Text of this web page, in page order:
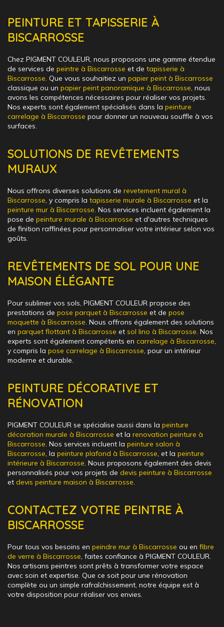
PEINTURE ET TAPISSERIE À
BISCARROSSE
Chez PIGMENT COULEUR, nous proposons une gamme étendue
de services de peintre à Biscarrosse et de tapisserie à
Biscarrosse. Que vous souhaitiez un papier peint à Biscarrosse
classique ou un papier peint panoramique à Biscarrosse, nous
avons les compétences nécessaires pour réaliser vos projets.
Nos experts sont également spécialisés dans la peinture
carrelage à Biscarrosse pour donner un nouveau souffle à vos
surfaces.
SOLUTIONS DE REVÊTEMENTS
MURAUX
Nous offrons diverses solutions de revetement mural à
Biscarrosse, y compris la tapisserie murale à Biscarrosse et la
peinture mur à Biscarrosse. Nos services incluent également la
pose de peinture murale à Biscarrosse et d'autres techniques
de finition raffinées pour personnaliser votre intérieur selon vos
goûts.
REVÊTEMENTS DE SOL POUR UNE
MAISON ÉLÉGANTE
Pour sublimer vos sols, PIGMENT COULEUR propose des
prestations de pose parquet à Biscarrosse et de pose
moquette à Biscarrosse. Nous offrons également des solutions
en parquet flottant à Biscarrosse et sol lino à Biscarrosse. Nos
experts sont également compétents en carrelage à Biscarrosse,
y compris la pose carrelage à Biscarrosse, pour un intérieur
moderne et durable.
PEINTURE DÉCORATIVE ET
RÉNOVATION
PIGMENT COULEUR se spécialise aussi dans la peinture
décoration murale à Biscarrosse et la renovation peinture à
Biscarrosse. Nos services incluent la peinture salon à
Biscarrosse, la peinture plafond à Biscarrosse, et la peinture
intérieure à Biscarrosse. Nous proposons également des devis
personnalisés pour vos projets de devis peinture à Biscarrosse
et devis peinture maison à Biscarrosse.
CONTACTEZ VOTRE PEINTRE À
BISCARROSSE
Pour tous vos besoins en peindre mur à Biscarrosse ou en fibre
de verre à Biscarrosse, faites confiance à PIGMENT COULEUR.
Nos artisans peintres sont prêts à transformer votre espace
avec soin et expertise. Que ce soit pour une rénovation
complète ou un simple rafraîchissement, notre équipe est à
votre disposition pour réaliser vos envies.